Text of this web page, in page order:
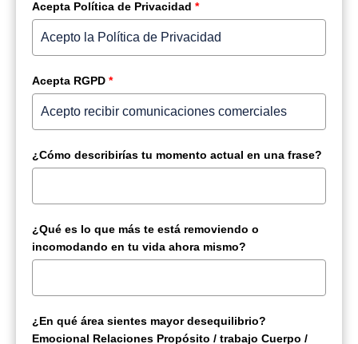
Acepta Política de Privacidad *
Acepta RGPD *
¿Cómo describirías tu momento actual en una frase?
¿Qué es lo que más te está removiendo o
incomodando en tu vida ahora mismo?
¿En qué área sientes mayor desequilibrio?
Emocional Relaciones Propósito / trabajo Cuerpo /